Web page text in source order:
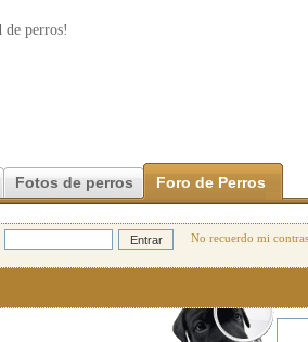
de perros!
Fotos de perros Foro de Perros
No recuerdo mi